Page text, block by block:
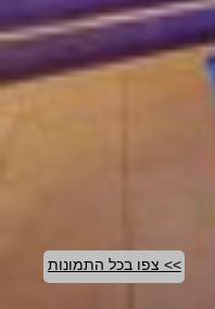
>> צפו בכל התמונות